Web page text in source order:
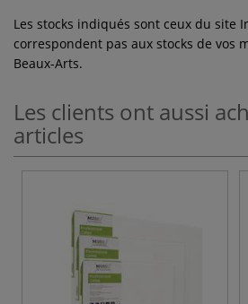
Les stocks indiqués sont ceux du site
correspondent pas aux stocks de vos
Beaux-Arts.
Les clients ont aussi
articles